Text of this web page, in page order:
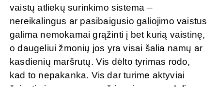
vaistų atliekų surinkimo sistema –
nereikalingus ar pasibaigusio galiojimo vaistus
galima nemokamai grąžinti į bet kurią vaistinę,
o daugeliui žmonių jos yra visai šalia namų ar
kasdienių maršrutų. Vis dėlto tyrimas rodo,
kad to nepakanka. Vis dar turime aktyviai